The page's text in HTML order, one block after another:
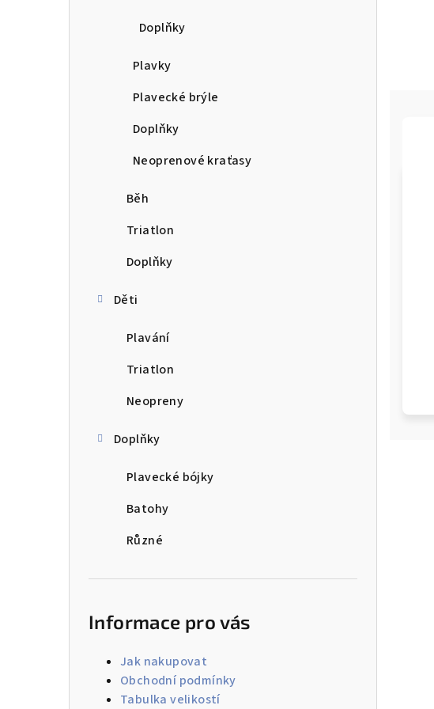
Doplňky
Plavky
Plavecké brýle
Doplňky
Neoprenové kraťasy
Běh
Triatlon
Doplňky
Děti
Plavání
Triatlon
Neopreny
Doplňky
Plavecké bójky
Batohy
Různé
Informace pro vás
Jak nakupovat
Obchodní podmínky
Tabulka velikostí